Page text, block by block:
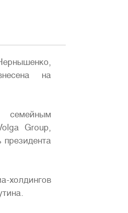
на
семейным
Group,
холдингов